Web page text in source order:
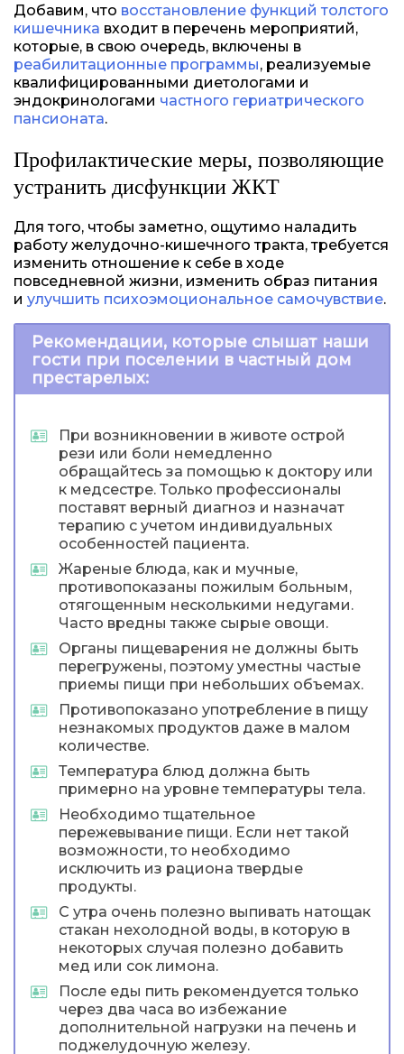
Добавим, что восстановление функций толстого
кишечника входит в перечень мероприятий,
которые, в свою очередь, включены в
реабилитационные программы, реализуемые
квалифицированными диетологами и
эндокринологами частного гериатрического
пансионата.
Профилактические меры, позволяющие
устранить дисфункции ЖКТ
Для того, чтобы заметно, ощутимо наладить
работу желудочно-кишечного тракта, требуется
изменить отношение к себе в ходе
повседневной жизни, изменить образ питания
и улучшить психоэмоциональное самочувствие.
Рекомендации, которые слышат наши
гости при поселении в частный дом
престарелых:
При возникновении в животе острой
рези или боли немедленно
обращайтесь за помощью к доктору или
к медсестре. Только профессионалы
поставят верный диагноз и назначат
терапию с учетом индивидуальных
особенностей пациента.
Жареные блюда, как и мучные,
противопоказаны пожилым больным,
отягощенным несколькими недугами.
Часто вредны также сырые овощи.
Органы пищеварения не должны быть
перегружены, поэтому уместны частые
приемы пищи при небольших объемах.
Противопоказано употребление в пищу
незнакомых продуктов даже в малом
количестве.
Температура блюд должна быть
примерно на уровне температуры тела.
Необходимо тщательное
пережевывание пищи. Если нет такой
возможности, то необходимо
исключить из рациона твердые
продукты.
С утра очень полезно выпивать натощак
стакан нехолодной воды, в которую в
некоторых случая полезно добавить
мед или сок лимона.
После еды пить рекомендуется только
через два часа во избежание
дополнительной нагрузки на печень и
поджелудочную железу.